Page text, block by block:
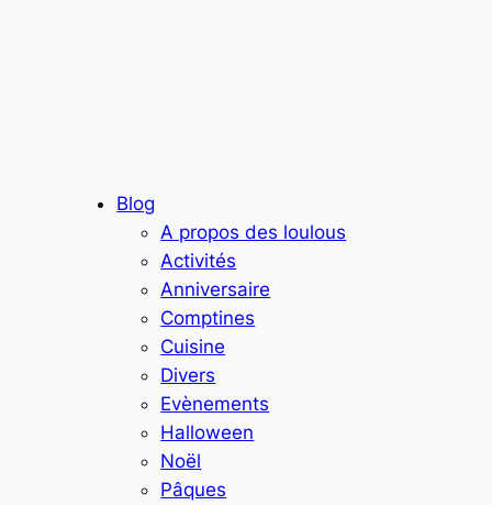
Blog
A propos des loulous
Activités
Anniversaire
Comptines
Cuisine
Divers
Evènements
Halloween
Noël
Pâques